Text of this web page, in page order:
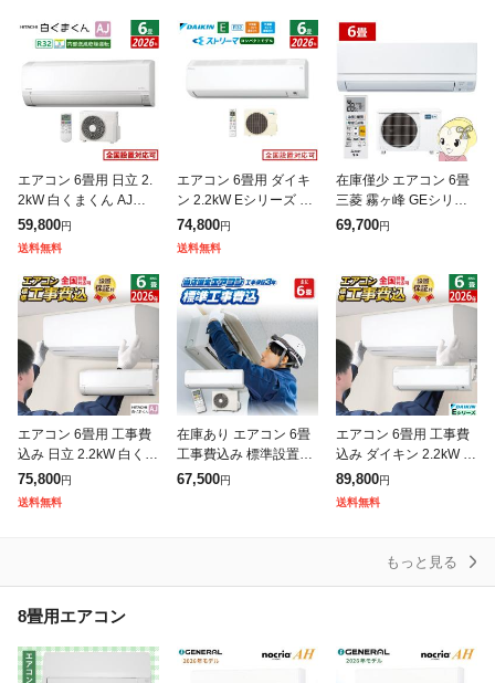
エアコン 6畳用 日立 2.
2kW 白くまくん AJシリ
ーズ 2026年モデル RA
S-AJ2226S-W-SET ス
ターホワイ
59,800円
送料無料
エアコン 6畳用 ダイキ
ン 2.2kW Eシリーズ 20
26年モデル S226ATES-
W-SET ホワイト F226A
TES-
74,800円
送料無料
在庫僅少 エアコン 6畳
三菱 霧ヶ峰 GEシリー
ズ 単相100V 2.2kw ル
69,700円
エアコン 6畳用 工事費
込み 日立 2.2kW 白くま
くん AJシリーズ 2026
年モデル RAS-AJ2226
S-W-SET
75,800円
送料無料
在庫あり エアコン 6畳
工事費込み 標準設置工
事 標準取付 セット 冷
67,500円
エアコン 6畳用 工事費
込み ダイキン 2.2kW E
シリーズ 2026年モデル
S226ATES-W-SET ホワ
イト S22
89,800円
送料無料
もっと見る
8畳用エアコン